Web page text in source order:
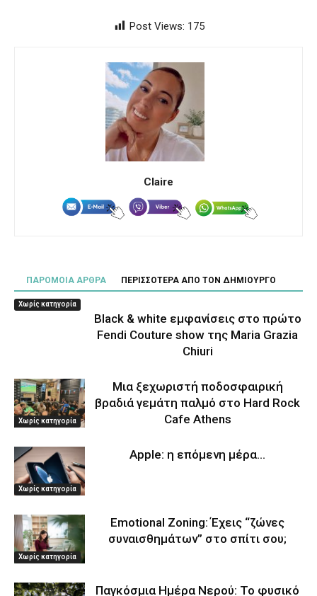
Post Views: 175
Claire
ΠΑΡΟΜΟΙΑ ΑΡΘΡΑ ΠΕΡΙΣΣΟΤΕΡΑ ΑΠΟ ΤΟΝ ΔΗΜΙΟΥΡΓΟ
Χωρίς κατηγορία
Black & white εμφανίσεις στο πρώτο
Fendi Couture show της Maria Grazia
Chiuri
Χωρίς κατηγορία
Μια ξεχωριστή ποδοσφαιρική
βραδιά γεμάτη παλμό στο Hard Rock
Cafe Athens
Χωρίς κατηγορία
Apple: η επόμενη μέρα…
Χωρίς κατηγορία
Emotional Zoning: Έχεις “ζώνες
συναισθημάτων” στο σπίτι σου;
Παγκόσμια Ημέρα Νερού: Το φυσικό